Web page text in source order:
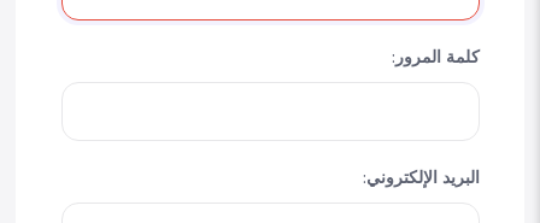
كلمة المرور:
البريد الإلكتروني: